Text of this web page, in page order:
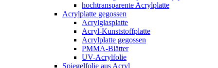
hochtransparente Acrylplatte
Acrylplatte gegossen
Acrylglasplatte
Acryl-Kunststoffplatte
Acrylplatte gegossen
PMMA-Blätter
UV-Acrylfolie
Spiegelfolie aus Acryl